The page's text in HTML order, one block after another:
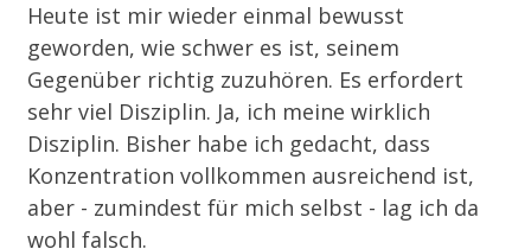
Heute ist mir wieder einmal bewusst
geworden, wie schwer es ist, seinem
Gegenüber richtig zuzuhören. Es erfordert
sehr viel Disziplin. Ja, ich meine wirklich
Disziplin. Bisher habe ich gedacht, dass
Konzentration vollkommen ausreichend ist,
aber - zumindest für mich selbst - lag ich da
wohl falsch.